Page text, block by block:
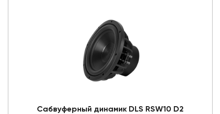
Сабвуферный динамик DLS RSW10 D2